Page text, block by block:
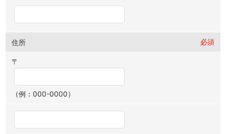
住所 必須
〒
（例：000-0000）